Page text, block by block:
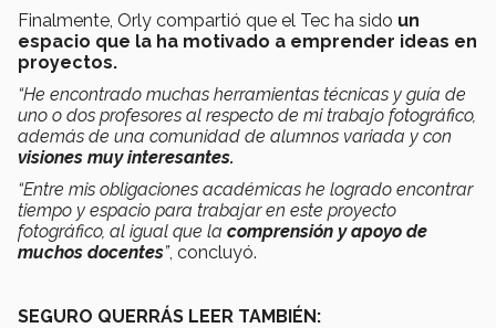
Finalmente, Orly compartió que el Tec ha sido un
espacio que la ha motivado a emprender ideas en
proyectos.
“He encontrado muchas herramientas técnicas y guía de
uno o dos profesores al respecto de mi trabajo fotográfico,
además de una comunidad de alumnos variada y con
visiones muy interesantes.
“Entre mis obligaciones académicas he logrado encontrar
tiempo y espacio para trabajar en este proyecto
fotográfico, al igual que la comprensión y apoyo de
muchos docentes”, concluyó.
SEGURO QUERRÁS LEER TAMBIÉN: